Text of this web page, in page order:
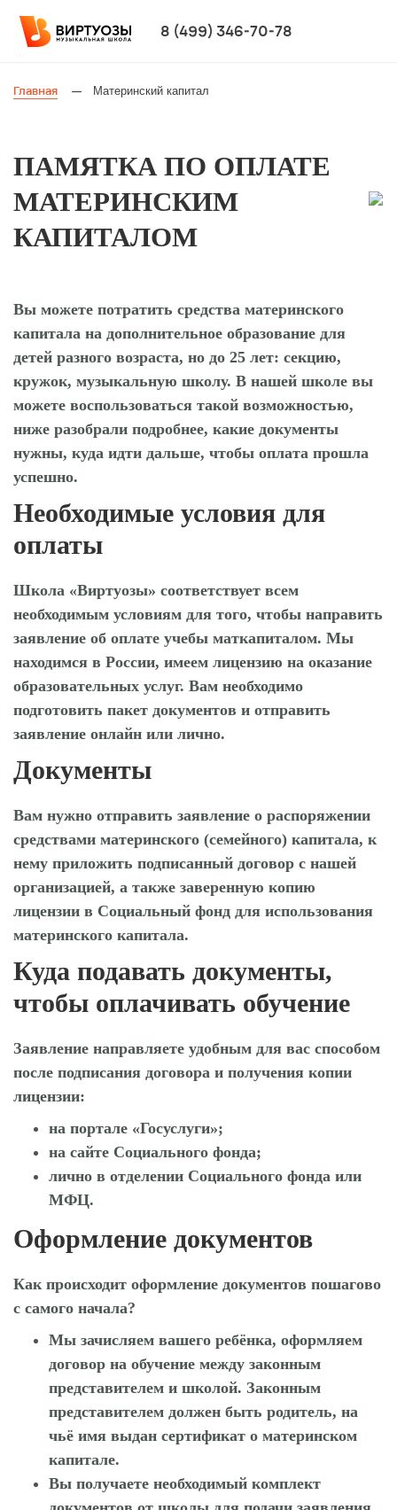
8 (499) 346-70-78
Главная — Материнский капитал
ПАМЯТКА ПО ОПЛАТЕ
МАТЕРИНСКИМ
КАПИТАЛОМ
Вы можете потратить средства материнского
капитала на дополнительное образование для
детей разного возраста, но до 25 лет: секцию,
кружок, музыкальную школу. В нашей школе вы
можете воспользоваться такой возможностью,
ниже разобрали подробнее, какие документы
нужны, куда идти дальше, чтобы оплата прошла
успешно.
Необходимые условия для
оплаты
Школа «Виртуозы» соответствует всем
необходимым условиям для того, чтобы направить
заявление об оплате учебы маткапиталом. Мы
находимся в России, имеем лицензию на оказание
образовательных услуг. Вам необходимо
подготовить пакет документов и отправить
заявление онлайн или лично.
Документы
Вам нужно отправить заявление о распоряжении
средствами материнского (семейного) капитала, к
нему приложить подписанный договор с нашей
организацией, а также заверенную копию
лицензии в Социальный фонд для использования
материнского капитала.
Куда подавать документы,
чтобы оплачивать обучение
Заявление направляете удобным для вас способом
после подписания договора и получения копии
лицензии:
на портале «Госуслуги»;
на сайте Социального фонда;
лично в отделении Социального фонда или
МФЦ.
Оформление документов
Как происходит оформление документов пошагово
с самого начала?
Мы зачисляем вашего ребёнка, оформляем
договор на обучение между законным
представителем и школой. Законным
представителем должен быть родитель, на
чьё имя выдан сертификат о материнском
капитале.
Вы получаете необходимый комплект